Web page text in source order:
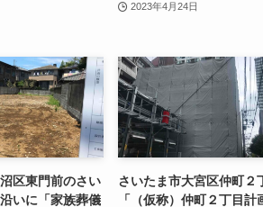
2023年4月24日
区東門前のさい
いに「家族葬儀
さいたま市大宮区仲町２
「（仮称）仲町２丁目計